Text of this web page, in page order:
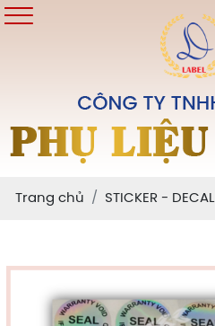
Trang chủ STICKER - DECAL